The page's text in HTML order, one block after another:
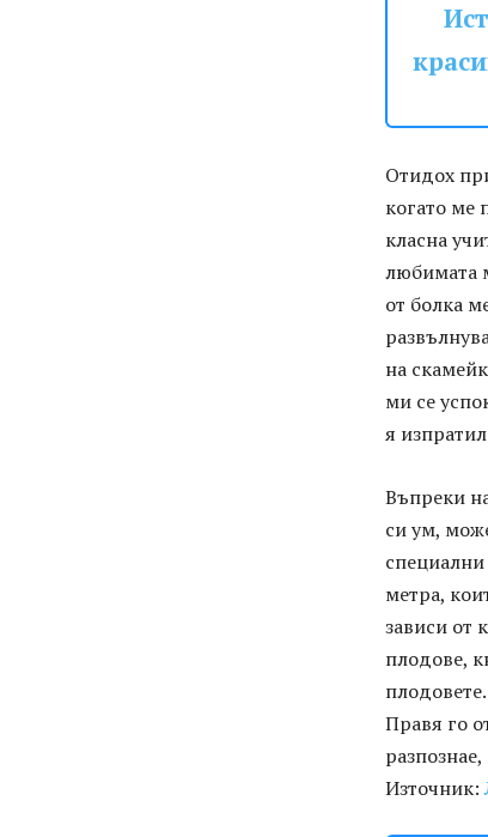
Отидох
когато ме
класна
любимата
от болка
на
ми се
я
Въпреки
си ум,
метра,
зависи от
плодове,
Правя го
Източник: